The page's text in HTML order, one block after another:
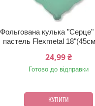
Фольгована кулька
пастель Flexmetal
24,99 ₴
Готово до відправки
КУПИТИ